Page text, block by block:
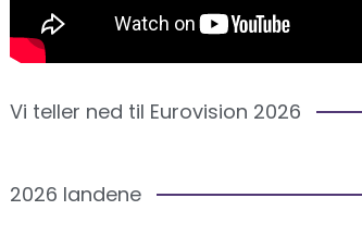
Vi teller ned til Eurovision 2026
2026 landene